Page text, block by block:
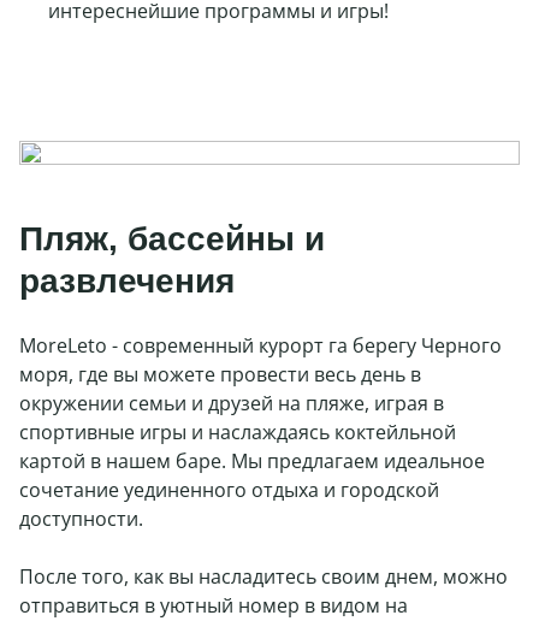
интереснейшие программы и игры!
Пляж, бассейны и
развлечения
MoreLeto - современный курорт га берегу Черного
моря, где вы можете провести весь день в
окружении семьи и друзей на пляже, играя в
спортивные игры и наслаждаясь коктейльной
картой в нашем баре. Мы предлагаем идеальное
сочетание уединенного отдыха и городской
доступности.
После того, как вы насладитесь своим днем, можно
отправиться в уютный номер в видом на